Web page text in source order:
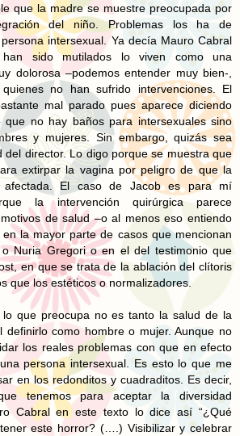
que la madre se muestre preocupada por
del niño. Problemas los ha de
intersexual. Ya decía Mauro Cabral
sido mutilados lo viven como una
dolorosa –podemos entender muy bien-,
no han sufrido intervenciones. El
mal parado pues aparece diciendo
que no hay baños para intersexuales sino
y mujeres. Sin embargo, quizás sea
del director. Lo digo porque se muestra que
extirpar la vagina por peligro de que la
afectada. El caso de Jacob es para mí
la intervención quirúrgica parece
de salud –o al menos eso entiendo
la mayor parte de casos que mencionan
o Nuria Gregori o en el del testimonio que
en que se trata de la ablación del clítoris
que los estéticos o normalizadores.
lo que preocupa no es tanto la salud de la
definirlo como hombre o mujer. Aunque no
los reales problemas con que en efecto
persona intersexual. Es esto lo que me
en los redonditos y cuadraditos. Es decir,
tenemos para aceptar la diversidad
Cabral en este texto lo dice así “¿Qué
este horror? (….) Visibilizar y celebrar